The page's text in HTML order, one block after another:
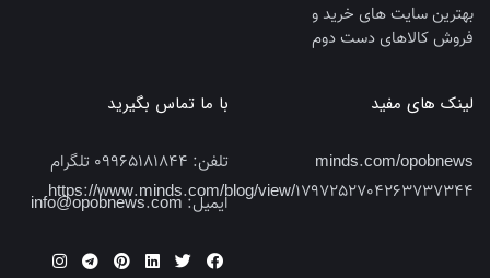
بهترین سایت‌ های خرید و
فروش کالاهای دست‌ دوم
لینک های مفید
minds.com/opobnews
https://www.minds.com/blog/view/1797252704263737344
با ما تماس بگیرید
تلفن:
ایمیل:info@opobnews.com